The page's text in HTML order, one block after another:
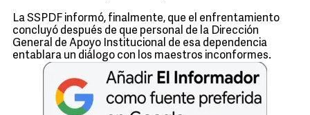
La SSPDF informó, finalmente, que el enfrentamiento
concluyó después de que personal de la Dirección
General de Apoyo Institucional de esa dependencia
entablara un diálogo con los maestros inconformes.